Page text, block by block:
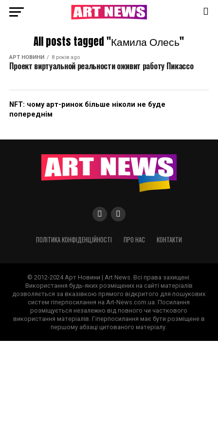
All posts tagged "Камила Олесь"
АРТ НОВИНИ 8 років ago
Проект виртуальной реальности оживит работу Пикассо
NFT: чому арт-ринок більше ніколи не буде
попереднім
ПОЛІТИКА КОНФІДЕНЦІЙНОСТІ ПРО НАС КОНТАКТИ
© 2012-2024 Арт Новини | Art News. Всі права захищені.
Використання будь-яких розміщених на сайті матеріалів
дозволяється за вказівкою прямого відкритого для пошукових
систем гіперпосилання на Art-News.com.ua. Посилання
розміщується незалежно від повного чи часткового
використання матеріалів. Гіперпосилання має бути розміщене в
першому абзаці цитованого матеріалу.